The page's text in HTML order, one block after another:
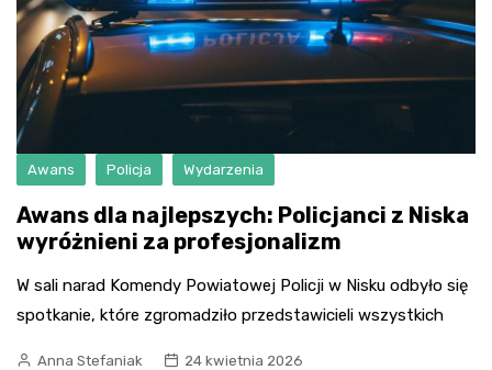
Awans Policja Wydarzenia
Awans dla najlepszych: Policjanci z Niska
wyróżnieni za profesjonalizm
W sali narad Komendy Powiatowej Policji w Nisku odbyło się
spotkanie, które zgromadziło przedstawicieli wszystkich
Anna Stefaniak 24 kwietnia 2026